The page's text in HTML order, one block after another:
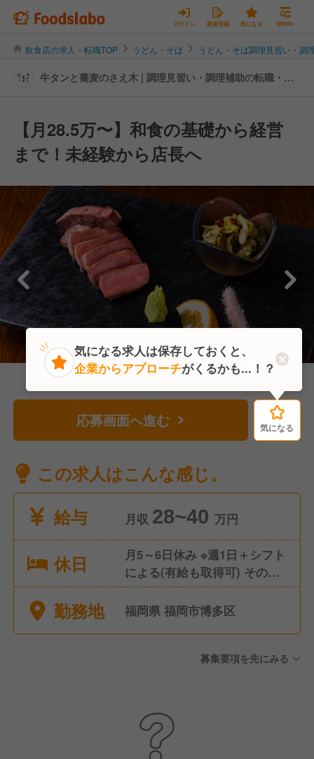
ログイン 新規登録 気になる MENU
飲食店の求人・転職TOP うどん・そば うどん・そば調理見習い・調
牛タンと蕎麦のさえ木 | 調理見習い・調理補助の転職・求
【月28.5万〜】和食の基礎から経営
まで！未経験から店長へ
応募画面へ進む 気になる
この求人はこんな感じ。
給与
月収 28~40 万円
休日
月5～6日休み ※週1日＋シフト
による(有給も取得可) その
他：有給休暇、特別休暇、年
始
勤務地 福岡県 福岡市博多区
募集要項を先にみる
気になる
気になる求人は保存しておくと、
企業からアプローチがくるかも...！？